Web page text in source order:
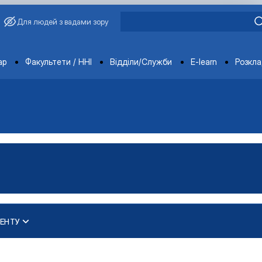
Для людей з вадами зору
Факультети / ННІ Відділи/Служби E-learn